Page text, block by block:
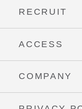
RECRUIT
ACCESS
COMPANY